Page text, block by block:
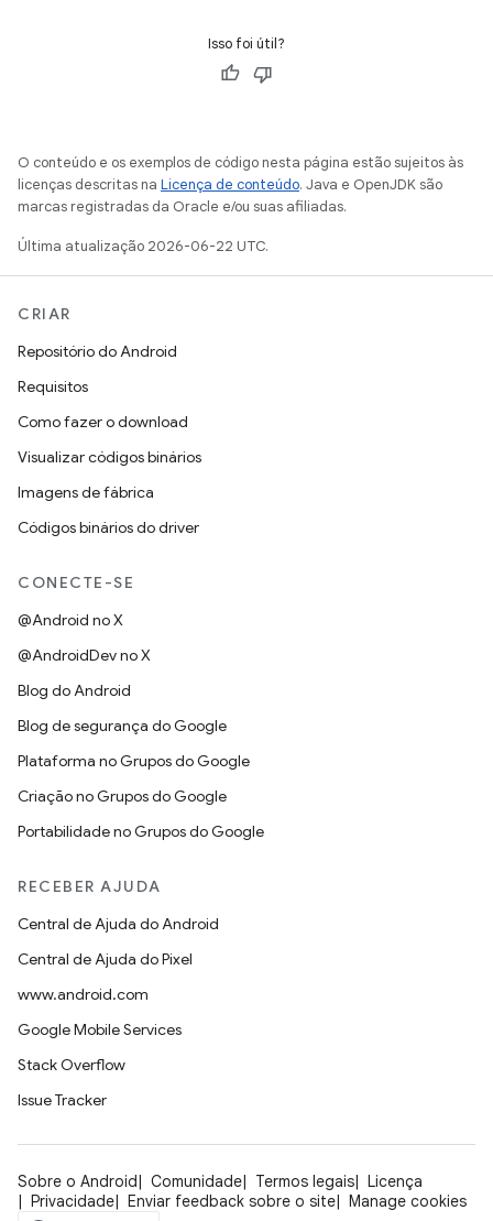
Isso foi útil?
O conteúdo e os exemplos de código nesta página estão sujeitos às
licenças descritas na Licença de conteúdo. Java e OpenJDK são
marcas registradas da Oracle e/ou suas afiliadas.
Última atualização 2026-06-22 UTC.
CRIAR
Repositório do Android
Requisitos
Como fazer o download
Visualizar códigos binários
Imagens de fábrica
Códigos binários do driver
CONECTE-SE
@Android no X
@AndroidDev no X
Blog do Android
Blog de segurança do Google
Plataforma no Grupos do Google
Criação no Grupos do Google
Portabilidade no Grupos do Google
RECEBER AJUDA
Central de Ajuda do Android
Central de Ajuda do Pixel
www.android.com
Google Mobile Services
Stack Overflow
Issue Tracker
Sobre o Android Comunidade Termos legais
Licença
Privacidade
Enviar feedback sobre o site Manage cookies